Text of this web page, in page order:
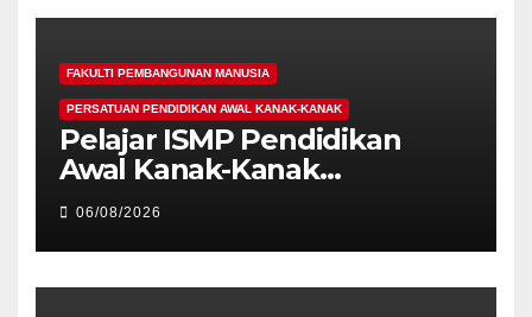
FAKULTI PEMBANGUNAN MANUSIA
PERSATUAN PENDIDIKAN AWAL KANAK-KANAK
Pelajar ISMP Pendidikan
Awal Kanak-Kanak
Cemerlang Raih
Pengiktirafan Antarabangsa
di IAM2026
06/08/2026